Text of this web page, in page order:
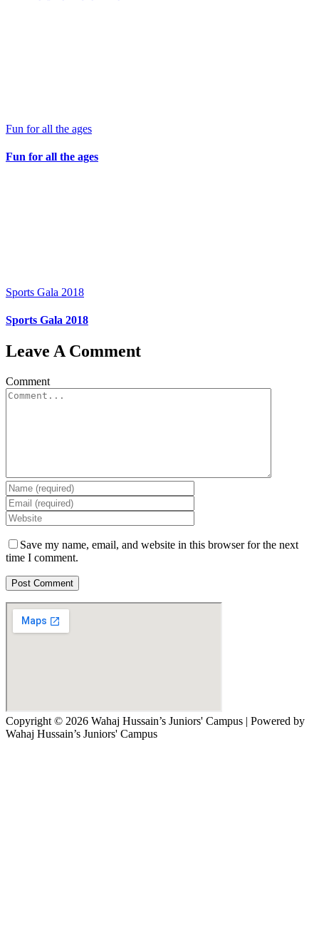
Fun for all the ages
Fun for all the ages
Sports Gala 2018
Sports Gala 2018
Leave A Comment
Comment
Save my name, email, and website in this browser for the next
time I comment.
Copyright © 2026 Wahaj Hussain’s Juniors' Campus | Powered by
Wahaj Hussain’s Juniors' Campus